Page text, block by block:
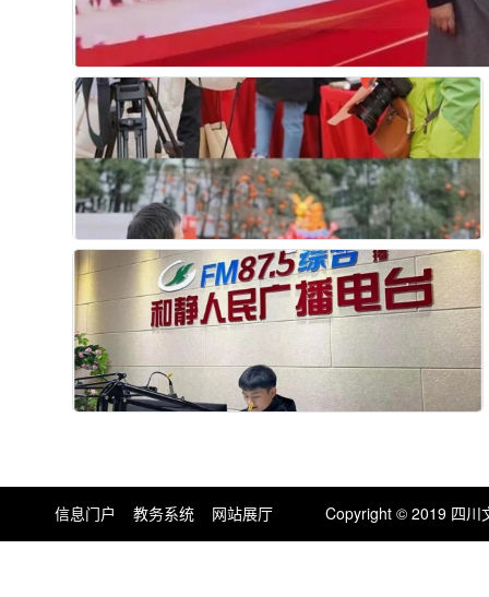
信息门户 教务系统 网站展厅 Copyright © 2019 四川文